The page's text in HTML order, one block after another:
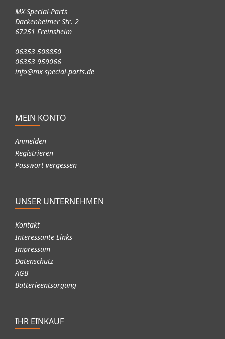
MX-Special-Parts
Dackenheimer Str. 2
67251 Freinsheim
06353 508850
06353 959066
info@mx-special-parts.de
MEIN KONTO
Anmelden
Registrieren
Passwort vergessen
UNSER UNTERNEHMEN
Kontakt
Interessante Links
Impressum
Datenschutz
AGB
Batterieentsorgung
IHR EINKAUF